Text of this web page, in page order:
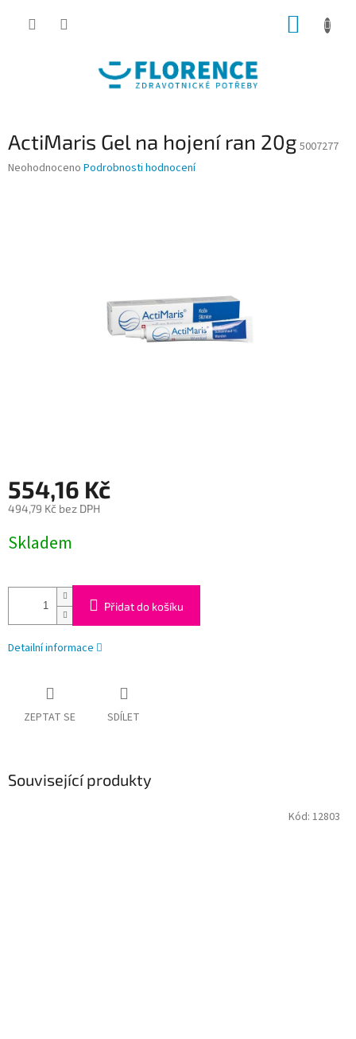
ActiMaris Gel na hojení ran 20g 5007277
Průměrné
Neohodnoceno Podrobnosti hodnocení
554,16 Kč
494,79 Kč bez DPH
cena:
Skladem
Přidat do košíku
Detailní informace
ZEPTAT SE SDÍLET
Související produkty
Kód: 12803